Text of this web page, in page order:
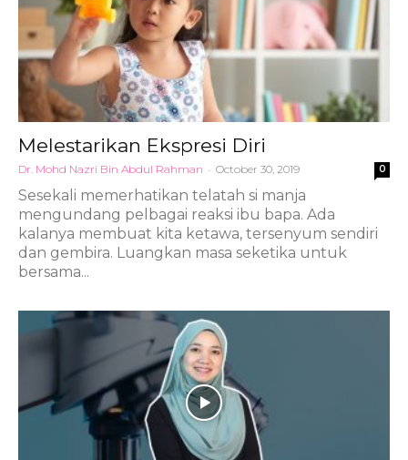
Melestarikan Ekspresi Diri
Dr. Mohd Nazri Bin Abdul Rahman - October 30, 2019 0
Sesekali memerhatikan telatah si manja
mengundang pelbagai reaksi ibu bapa. Ada
kalanya membuat kita ketawa, tersenyum sendiri
dan gembira. Luangkan masa seketika untuk
bersama...